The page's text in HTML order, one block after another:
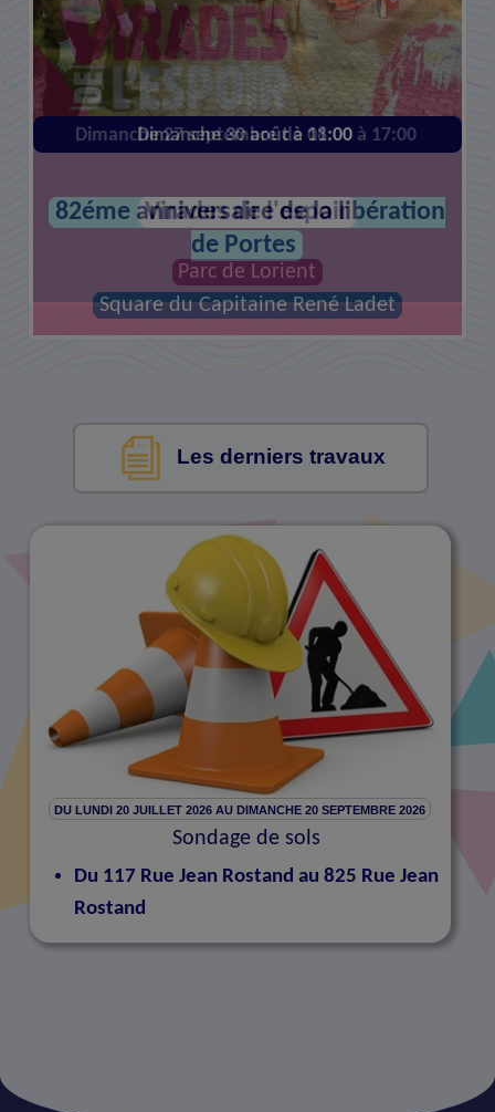
Dimanche 30 août à 11:00
82éme anniversaire de la libération
de Portes
Square du Capitaine René Ladet
Dimanche 27 septembre de 08:00 à 17:00
Virades de l'espoir
Parc de Lorient
Les derniers travaux
DU LUNDI 20 JUILLET 2026 AU DIMANCHE 20 SEPTEMBRE 2026
Sondage de sols
Du 117 Rue Jean Rostand au 825 Rue Jean
Rostand